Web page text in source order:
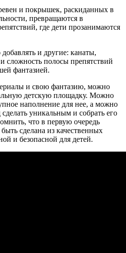
и покрышек, раскиданных в
превращаются в
где дети прозанимаются
и другие: канаты,
сложность полосы препятствий
фантазией.
и свою фантазию, можно
детскую площадку. Можно
наполнение для нее, а можно
уникальным и собрать его
что в первую очередь
сделана из качественных
и безопасной для детей.